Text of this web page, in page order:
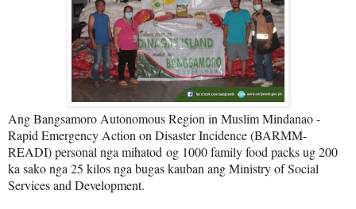
Ang Bangsamoro Autonomous Region in Muslim Mindanao -
Rapid Emergency Action on Disaster Incidence (BARMM-
READI) personal nga mihatod og 1000 family food packs ug 200
ka sako nga 25 kilos nga bugas kauban ang Ministry of Social
Services and Development.